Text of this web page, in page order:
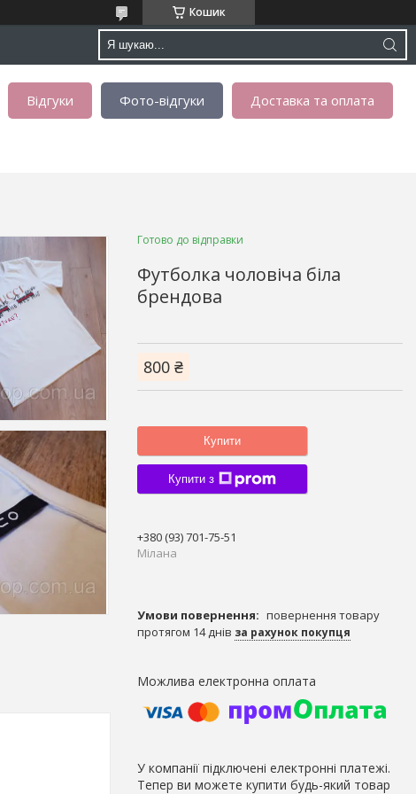
Кошик
Відгуки Фото-відгуки Доставка та оплата
Готово до відправки
Футболка чоловіча біла
брендова
800 ₴
Купити
Купити з
+380 (93) 701-75-51
Мілана
повернення товару
протягом 14 днів за рахунок покупця
У компанії підключені електронні платежі.
Тепер ви можете купити будь-який товар